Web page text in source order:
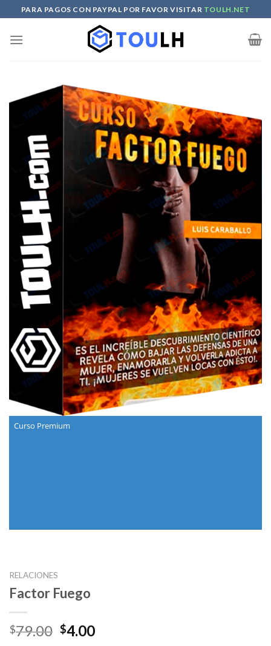
to
content
PARA PAGOS CON PAYPAL POR FAVOR VISITAR TOULH.NET
Curso Premium
RELACIONES
Factor Fuego
$79.00 Original
$4.00Current